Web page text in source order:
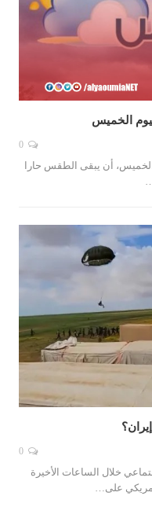
الخميس
الخميس، ﺃﻥ يبقى الطقس ﺣﺎﺭﺍ
خلال الساعات الأخيرة
على…